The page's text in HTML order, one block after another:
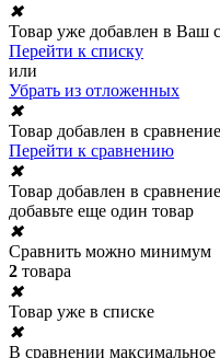
✖
Товар уже добавлен в Ваш
Перейти к списку
или
Убрать из отложенных
✖
Товар добавлен в
Перейти к сравнению
✖
Товар добавлен в
добавьте еще один товар
✖
Сравнить можно минимум
2 товара
✖
Товар уже в списке
✖
В сравнении максимальное